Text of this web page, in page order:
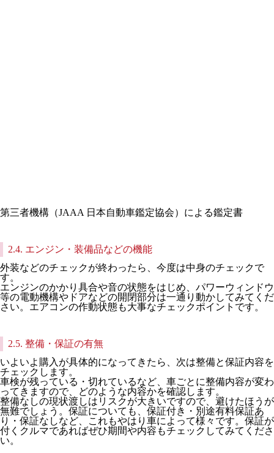
第三者機構（JAAA 日本自動車鑑定協会）による鑑定書
2.4. エンジン・装備品などの機能
外装などのチェックが終わったら、今度は中身のチェックで
す。
エンジンのかかり具合や音の状態をはじめ、パワーウィンドウ
等の電動機構やドアなどの開閉部分は一通り動かしてみてくだ
さい。エアコンの作動状態も大事なチェックポイントです。
2.5. 整備・保証の有無
いよいよ購入が具体的になってきたら、次は整備と保証内容を
チェックします。
車検が残っている・切れているなど、車ごとに整備内容が変わ
ってきますので、どのような内容かを確認します。
整備なしの現状渡しはリスクが大きいですので、避けたほうが
無難でしょう。保証についても、保証付き・別途有料保証あ
り・保証なしなど、これもやはり車によって様々です。保証が
付くクルマであればぜひ期間や内容もチェックしてみてくださ
い。